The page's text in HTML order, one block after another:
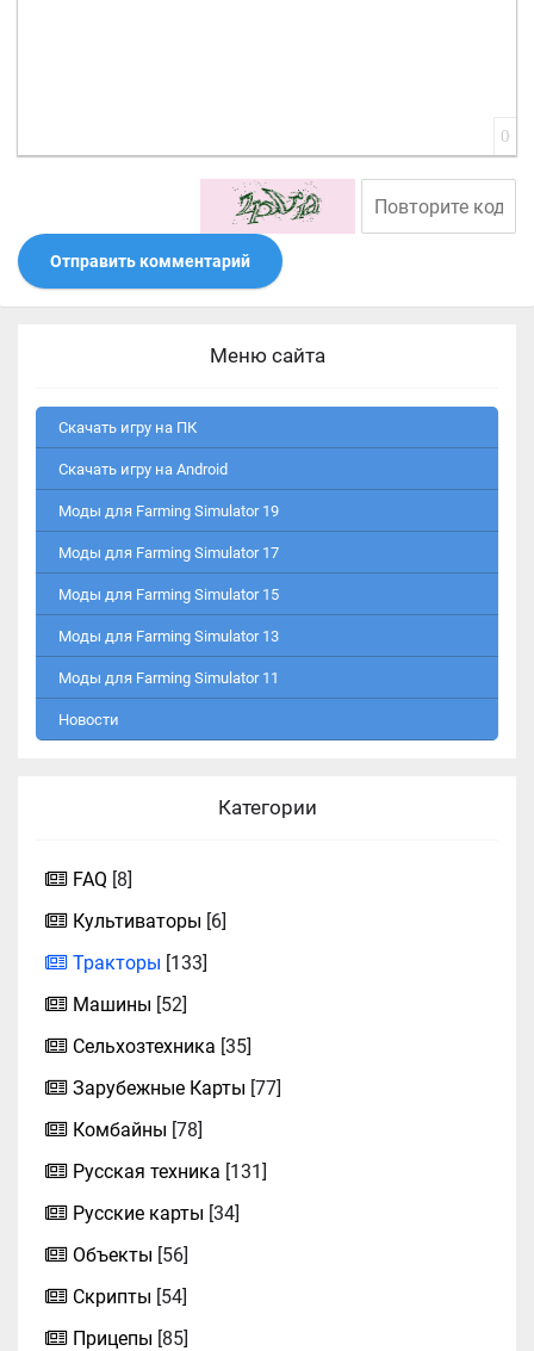
0
Отправить комментарий
Меню сайта
Скачать игру на ПК
Скачать игру на Android
Моды для Farming Simulator 19
Моды для Farming Simulator 17
Моды для Farming Simulator 15
Моды для Farming Simulator 13
Моды для Farming Simulator 11
Новости
Категории
FAQ [8]
Культиваторы [6]
Тракторы [133]
Машины [52]
Сельхозтехника [35]
Зарубежные Карты [77]
Комбайны [78]
Русская техника [131]
Русские карты [34]
Объекты [56]
Скрипты [54]
Прицепы [85]